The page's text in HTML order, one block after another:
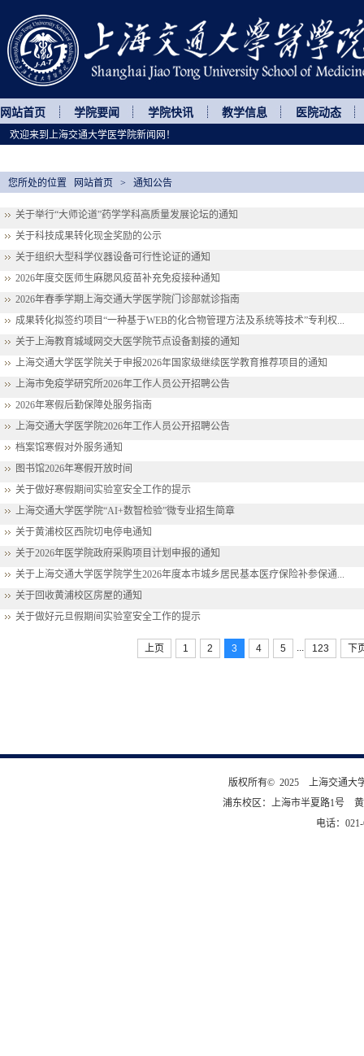
版权所有© 2025 上海交通大
浦东校区：上海市半夏路1号
电话：
网站首页 学院要闻 学院快讯 教学信息 医院动态
关于举行“大师论道”药学学科高质量发展论坛的通知
关于科技成果转化现金奖励的公示
关于组织大型科学仪器设备可行性论证的通知
2026年度交医师生麻腮风疫苗补充免疫接种通知
2026年春季学期上海交通大学医学院门诊部就诊指南
成果转化拟签约项目“一种基于WEB的化合物管理方法及系统等技术”专利权...
关于上海教育城域网交大医学院节点设备割接的通知
上海交通大学医学院关于申报2026年国家级继续医学教育推荐项目的通知
上海市免疫学研究所2026年工作人员公开招聘公告
2026年寒假后勤保障处服务指南
上海交通大学医学院2026年工作人员公开招聘公告
档案馆寒假对外服务通知
图书馆2026年寒假开放时间
关于做好寒假期间实验室安全工作的提示
上海交通大学医学院“AI+数智检验”微专业招生简章
关于黄浦校区西院切电停电通知
关于2026年医学院政府采购项目计划申报的通知
关于上海交通大学医学院学生2026年度本市城乡居民基本医疗保险补参保通...
关于回收黄浦校区房屋的通知
关于做好元旦假期间实验室安全工作的提示
上页 1 2 3 4 5 ... 123 下
您所处的位置 网站首页 > 通知公告
欢迎来到上海交通大学医学院新闻网！